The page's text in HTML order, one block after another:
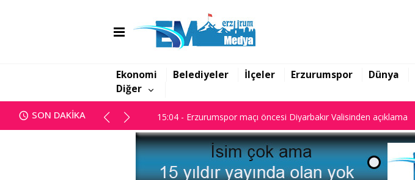
Ekonomi Belediyeler İlçeler Erzurumspor Dünya
Diğer
SON DAKİKA
14:45 - Başsavcılık; "Yanan dosyalar dijital sistemde kayıtlı."
15:04 - Erzurumspor maçı öncesi Diyarbakır Valisinden açıklama
15:04 - Erzurumspor maçı öncesi Diyarbakır Valisinden açıklama